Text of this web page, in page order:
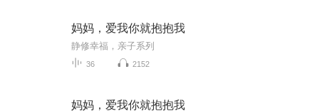
妈妈，爱我你就抱抱我
静修幸福，亲子系列
36 2152
妈妈，爱我你就抱抱我